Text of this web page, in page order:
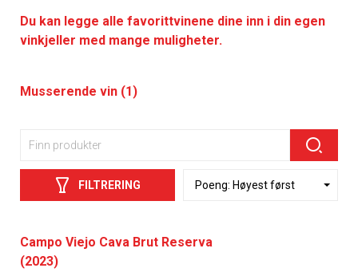
Du kan legge alle favorittvinene dine inn i din egen
vinkjeller med mange muligheter.
Musserende vin (1)
FILTRERING
Campo Viejo Cava Brut Reserva
(2023)